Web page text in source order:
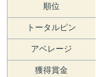
順位
トータルピン
アベレージ
獲得賞金